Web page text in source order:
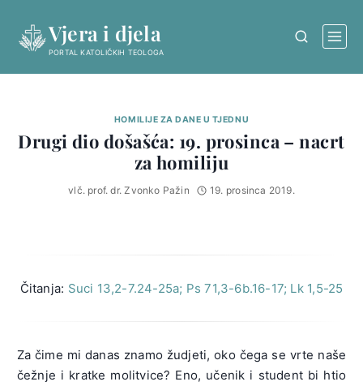
content
Vjera i djela
PORTAL KATOLIČKIH TEOLOGA
HOMILIJE ZA DANE U TJEDNU
Drugi dio došašća: 19. prosinca – nacrt
za homiliju
vlč. prof. dr. Zvonko Pažin 19. prosinca 2019.
Čitanja: Suci 13,2-7.24-25a; Ps 71,3-6b.16-17; Lk 1,5-25
Za čime mi danas znamo žudjeti, oko čega se vrte naše
čežnje i kratke molitvice? Eno, učenik i student bi htio